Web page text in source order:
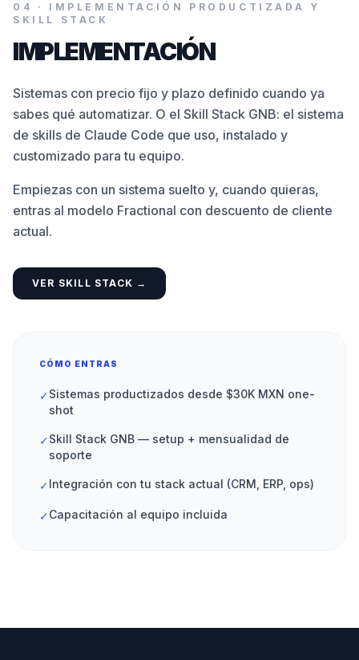
04 · IMPLEMENTACIÓN PRODUCTIZADA Y
SKILL STACK
IMPLEMENTACIÓN
Sistemas con precio fijo y plazo definido cuando ya
sabes qué automatizar. O el Skill Stack GNB: el sistema
de skills de Claude Code que uso, instalado y
customizado para tu equipo.
Empiezas con un sistema suelto y, cuando quieras,
entras al modelo Fractional con descuento de cliente
actual.
VER SKILL STACK →
CÓMO ENTRAS
✓Sistemas productizados desde $30K MXN one-
shot
✓Skill Stack GNB — setup + mensualidad de
soporte
✓Integración con tu stack actual (CRM, ERP, ops)
✓Capacitación al equipo incluida